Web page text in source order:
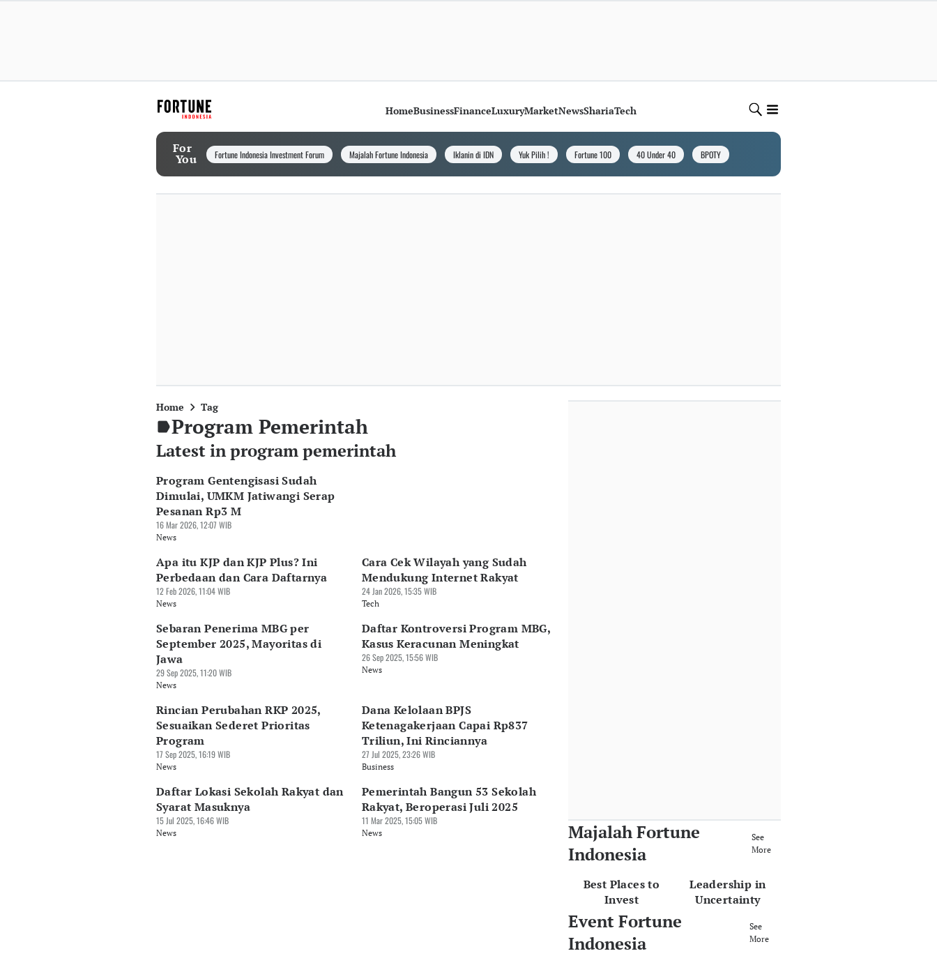
HomeBusinessFinanceLuxuryMarketNewsShariaTech
For
You Fortune Indonesia Investment Forum Majalah Fortune Indonesia Iklanin di IDN Yuk Pilih ! Fortune 100 40 Under 40 BPOTY
Home Tag
Program Pemerintah
Latest in program pemerintah
Program Gentengisasi Sudah
Dimulai, UMKM Jatiwangi Serap
Pesanan Rp3 M
16 Mar 2026, 12:07 WIB
News
Apa itu KJP dan KJP Plus? Ini
Perbedaan dan Cara Daftarnya
12 Feb 2026, 11:04 WIB
News
Cara Cek Wilayah yang Sudah
Mendukung Internet Rakyat
24 Jan 2026, 15:35 WIB
Tech
Sebaran Penerima MBG per
September 2025, Mayoritas di
Jawa
29 Sep 2025, 11:20 WIB
News
Daftar Kontroversi Program MBG,
Kasus Keracunan Meningkat
26 Sep 2025, 15:56 WIB
News
Rincian Perubahan RKP 2025,
Sesuaikan Sederet Prioritas
Program
17 Sep 2025, 16:19 WIB
News
Dana Kelolaan BPJS
Ketenagakerjaan Capai Rp837
Triliun, Ini Rinciannya
27 Jul 2025, 23:26 WIB
Business
Daftar Lokasi Sekolah Rakyat dan
Syarat Masuknya
15 Jul 2025, 16:46 WIB
News
Pemerintah Bangun 53 Sekolah
Rakyat, Beroperasi Juli 2025
11 Mar 2025, 15:05 WIB
News
Majalah Fortune
Indonesia
See
More
Best Places to
Invest
Leadership in
Uncertainty
Event Fortune
Indonesia
See
More